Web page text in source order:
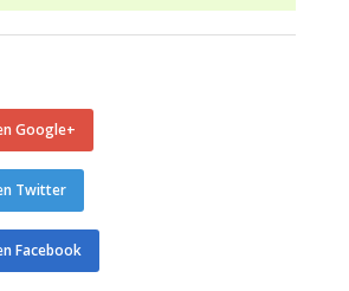
Google+
Twitter
Facebook